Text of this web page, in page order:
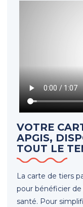
VOTRE
APGIS,
TOUT LE
La carte de tiers
pour bénéficier de
santé. Pour